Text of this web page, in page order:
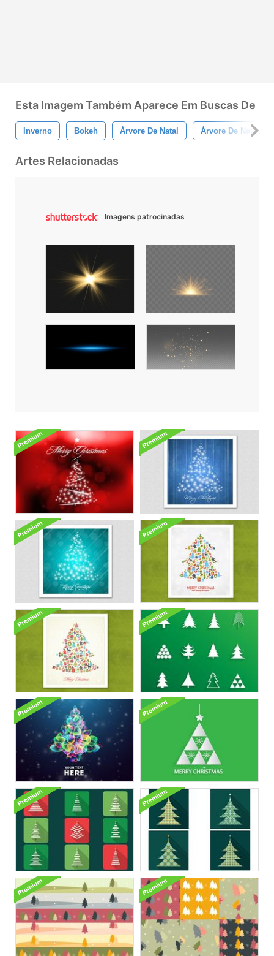
Esta Imagem Também Aparece Em Buscas De
Inverno Bokeh Árvore De Natal Árvore De Natal
Artes Relacionadas
Imagens patrocinadas